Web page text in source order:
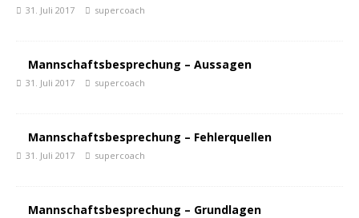
31. Juli 2017 supercoach
Mannschaftsbesprechung – Aussagen
31. Juli 2017 supercoach
Mannschaftsbesprechung – Fehlerquellen
31. Juli 2017 supercoach
Mannschaftsbesprechung – Grundlagen